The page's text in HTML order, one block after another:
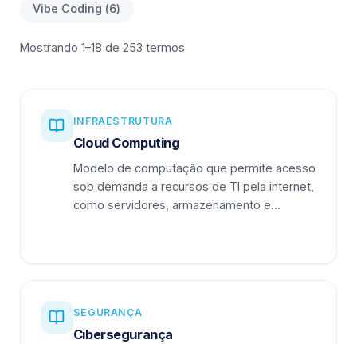
Vibe Coding (6)
Mostrando 1–18 de 253 termos
INFRAESTRUTURA
Cloud Computing
Modelo de computação que permite acesso
sob demanda a recursos de TI pela internet,
como servidores, armazenamento e
SEGURANÇA
Cibersegurança